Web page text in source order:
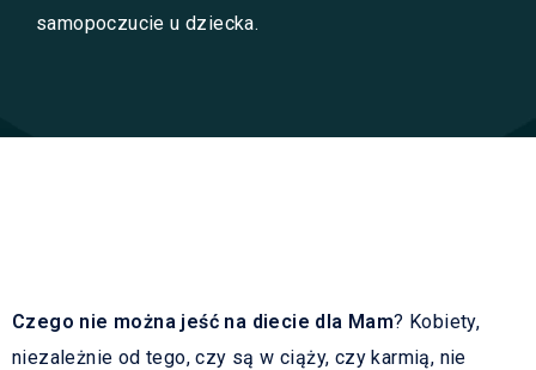
samopoczucie u dziecka.
Czego nie można jeść na diecie dla Mam? Kobiety,
niezależnie od tego, czy są w ciąży, czy karmią, nie